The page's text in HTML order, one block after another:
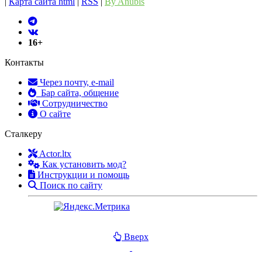
16+
Контакты
Через почту, e-mail
Бар сайта, общение
Сотрудничество
О сайте
Сталкеру
Actor.ltx
Как установить мод?
Инструкции и помощь
Поиск по сайту
Вверх